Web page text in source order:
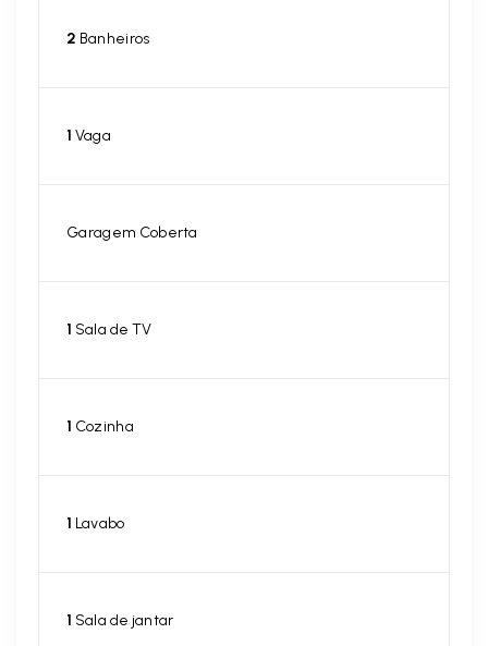
2 Banheiros
1 Vaga
Garagem Coberta
1 Sala de TV
1 Cozinha
1 Lavabo
1 Sala de jantar